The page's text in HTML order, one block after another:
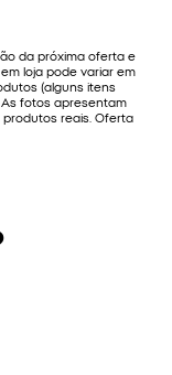
da próxima oferta e
loja pode variar em
(alguns itens
fotos apresentam
reais. Oferta